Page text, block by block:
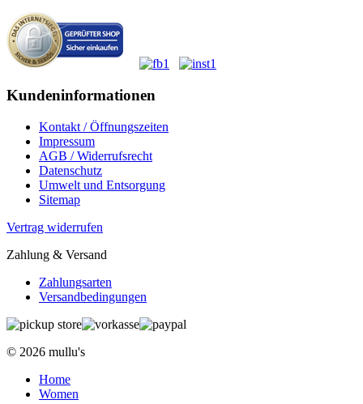
Kundeninformationen
Kontakt / Öffnungszeiten
Impressum
AGB / Widerrufsrecht
Datenschutz
Umwelt und Entsorgung
Sitemap
Vertrag widerrufen
Zahlung & Versand
Zahlungsarten
Versandbedingungen
© 2026 mullu's
Home
Women